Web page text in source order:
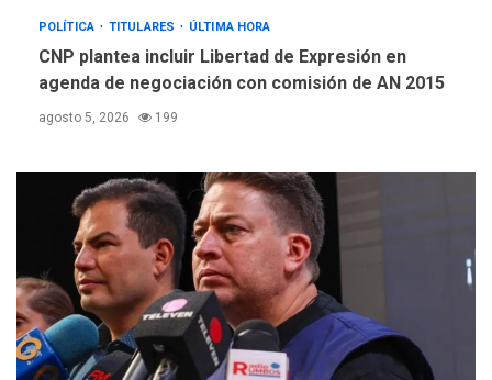
POLÍTICA TITULARES ÚLTIMA HORA
CNP plantea incluir Libertad de Expresión en
agenda de negociación con comisión de AN 2015
agosto 5, 2026 199